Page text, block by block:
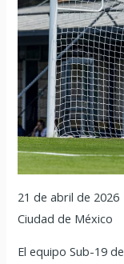
21 de abril de 2026
Ciudad de México
El equipo Sub-19